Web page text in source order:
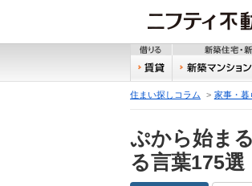
借りる
賃貸
住まい探しコラム 家事・暮
ぷから始ま
る言葉175選